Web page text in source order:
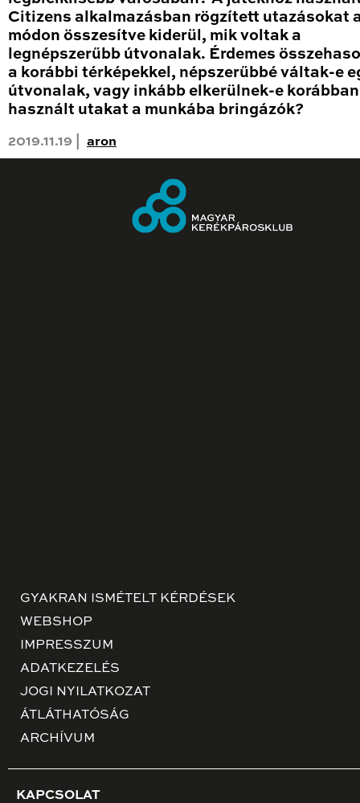
Citizens alkalmazásban rögzített utazásokat
módon összesítve kiderül, mik voltak a
legnépszerűbb útvonalak. Érdemes
a korábbi térképekkel, népszerűbbé váltak-e
útvonalak, vagy inkább elkerülnek-e
használt utakat a munkába bringázók?
2019.11.19 | aron
GYAKRAN ISMÉTELT KÉRDÉSEK
WEBSHOP
IMPRESSZUM
ADATKEZELÉS
JOGI NYILATKOZAT
ÁTLÁTHATÓSÁG
ARCHÍVUM
KAPCSOLAT